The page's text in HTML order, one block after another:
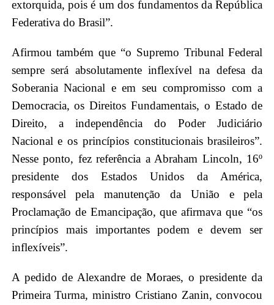
extorquida, pois é um dos fundamentos da República
Federativa do Brasil”.
Afirmou também que “o Supremo Tribunal Federal
sempre será absolutamente inflexível na defesa da
Soberania Nacional e em seu compromisso com a
Democracia, os Direitos Fundamentais, o Estado de
Direito, a independência do Poder Judiciário
Nacional e os princípios constitucionais brasileiros”.
Nesse ponto, fez referência a Abraham Lincoln, 16º
presidente dos Estados Unidos da América,
responsável pela manutenção da União e pela
Proclamação de Emancipação, que afirmava que “os
princípios mais importantes podem e devem ser
inflexíveis”.
A pedido de Alexandre de Moraes, o presidente da
Primeira Turma, ministro Cristiano Zanin, convocou